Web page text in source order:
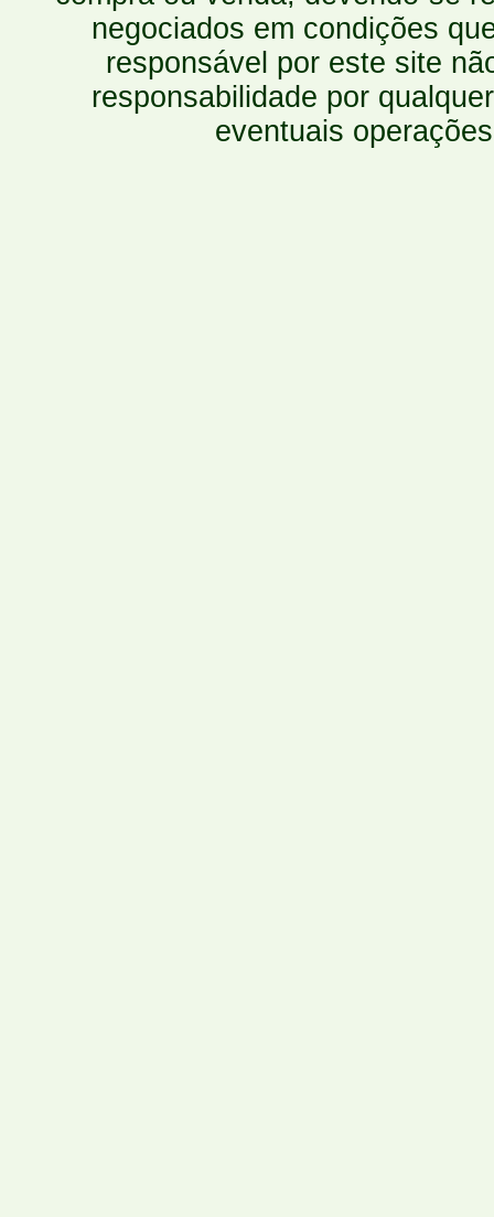
negociados em condições
responsável por este site
responsabilidade por
eventuais